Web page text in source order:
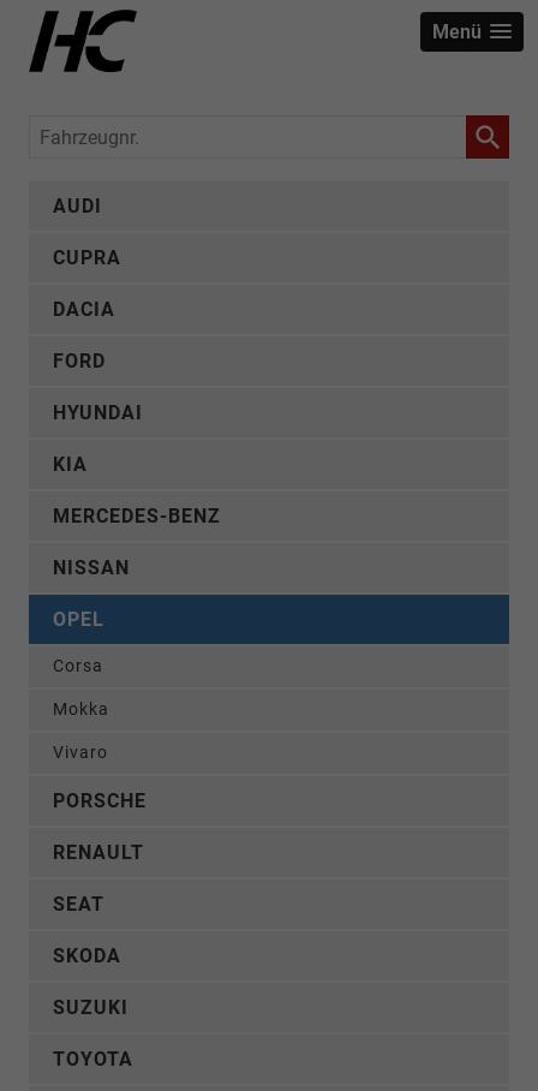
Menü
Fahrzeugnr.
AUDI
CUPRA
DACIA
FORD
HYUNDAI
KIA
MERCEDES-BENZ
NISSAN
OPEL
Corsa
Mokka
Vivaro
PORSCHE
RENAULT
SEAT
SKODA
SUZUKI
TOYOTA